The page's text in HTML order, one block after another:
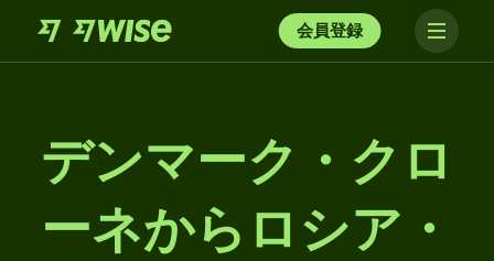
会員登録
デンマーク・クロ
ーネからロシア・